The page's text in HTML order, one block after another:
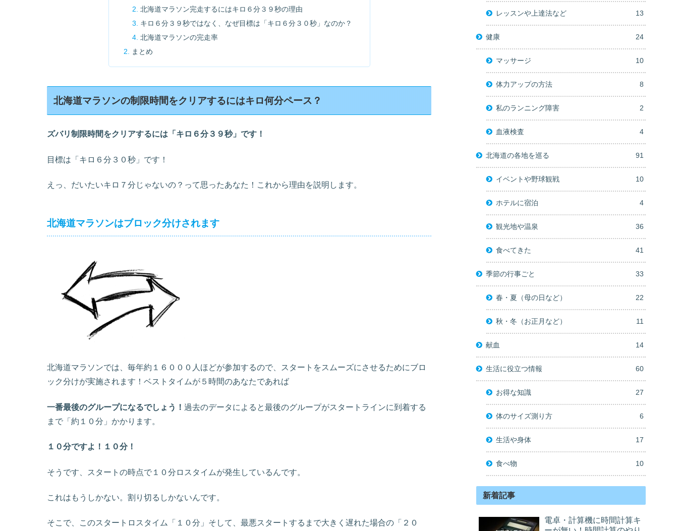
北海道マラソン完走するにはキロ６分３９秒の理由
キロ６分３９秒ではなく、なぜ目標は「キロ６分３０秒」なのか？
北海道マラソンの完走率
まとめ
北海道マラソンの制限時間をクリアするにはキロ何分ペース？
ズバリ制限時間をクリアするには「キロ６分３９秒」です！
目標は「キロ６分３０秒」です！
えっ、だいたいキロ７分じゃないの？って思ったあなた！これから理由を説明します。
北海道マラソンはブロック分けされます
北海道マラソンでは、毎年約１６０００人ほどが参加するので、スタートをスムーズにさせるためにブロ
ック分けが実施されます！ベストタイムが５時間のあなたであれば
一番最後のグループになるでしょう！ 過去のデータによると最後のグループがスタートラインに到着する
まで「約１０分」かかります。
１０分ですよ！１０分！
そうです、スタートの時点で１０分ロスタイムが発生しているんです。
これはもうしかない。割り切るしかないんです。
そこで、このスタートロスタイム「１０分」そして、最悪スタートするまで大きく遅れた場合の「２０
レッスンや上達法など 13
健康 24
マッサージ 10
体力アップの方法 8
私のランニング障害 2
血液検査 4
北海道の各地を巡る 91
イベントや野球観戦 10
ホテルに宿泊 4
観光地や温泉 36
食べてきた 41
季節の行事ごと 33
春・夏（母の日など） 22
秋・冬（お正月など） 11
献血 14
生活に役立つ情報 60
お得な知識 27
体のサイズ測り方 6
生活や身体 17
食べ物 10
新着記事
電卓・計算機に時間計算キ